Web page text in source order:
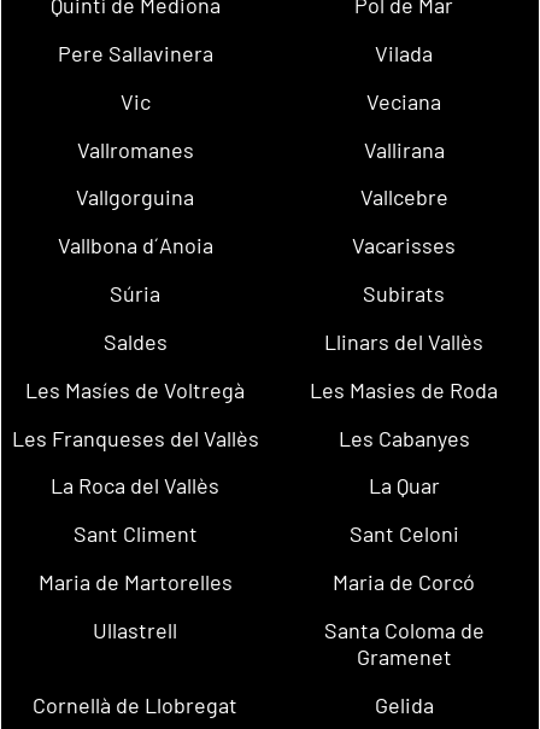
Pere Sallavinera
Vilada
Vic
Veciana
Vallromanes
Vallirana
Vallgorguina
Vallcebre
Vallbona d´Anoia
Vacarisses
Súria
Subirats
Saldes
Llinars del Vallès
Les Masíes de Voltregà
Les Masies de Roda
Les Franqueses del Vallès
Les Cabanyes
La Roca del Vallès
La Quar
Sant Climent
Sant Celoni
Maria de Martorelles
Maria de Corcó
Ullastrell
Santa Coloma de
Gramenet
Cornellà de Llobregat
Gelida